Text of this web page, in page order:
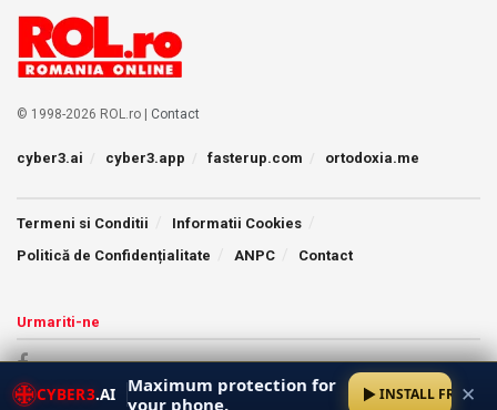
© 1998-2026 ROL.ro | Contact
cyber3.ai cyber3.app fasterup.com ortodoxia.me
Termeni si Conditii
Informatii Cookies
Politică de Confidențialitate
ANPC Contact
Urmariti-ne
CYBER3.AI Maximum protection for
your phone.
INSTALL FREE✕